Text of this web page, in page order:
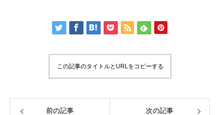
この記事のタイトルとURLをコピーする
前の記事 次の記事